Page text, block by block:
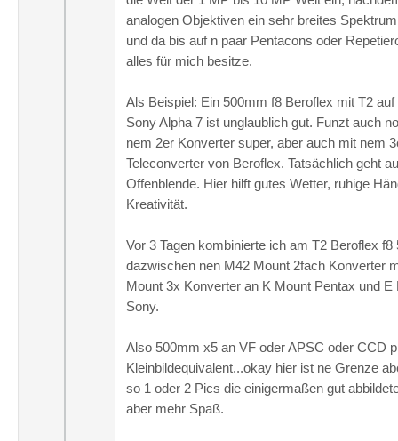
analogen Objektiven ein sehr breites
und da bis auf n paar Pentacons oder
alles für mich besitze.
Als Beispiel: Ein 500mm f8 Beroflex mit T2
Sony Alpha 7 ist unglaublich gut. Funzt auch
nem 2er Konverter super, aber auch mit nem
Teleconverter von Beroflex. Tatsächlich geht
Offenblende. Hier hilft gutes Wetter, ruhige
Kreativität.
Vor 3 Tagen kombinierte ich am T2 Beroflex f8
dazwischen nen M42 Mount 2fach Konverter
Mount 3x Konverter an K Mount Pentax und E
Sony.
Also 500mm x5 an VF oder APSC oder CCD
Kleinbildequivalent...okay hier ist ne Grenze
so 1 oder 2 Pics die einigermaßen gut
aber mehr Spaß.